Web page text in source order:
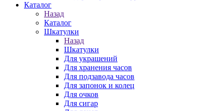
Каталог
Назад
Каталог
Шкатулки
Назад
Шкатулки
Для украшений
Для хранения часов
Для подзавода часов
Для запонок и колец
Для очков
Для сигар